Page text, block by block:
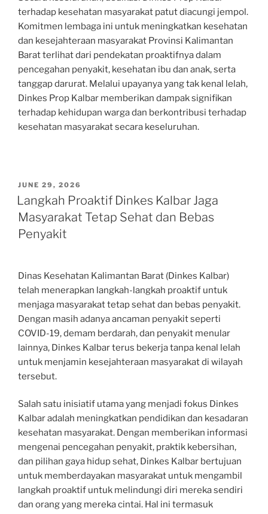
terhadap kesehatan masyarakat patut diacungi jempol.
Komitmen lembaga ini untuk meningkatkan kesehatan
dan kesejahteraan masyarakat Provinsi Kalimantan
Barat terlihat dari pendekatan proaktifnya dalam
pencegahan penyakit, kesehatan ibu dan anak, serta
tanggap darurat. Melalui upayanya yang tak kenal lelah,
Dinkes Prop Kalbar memberikan dampak signifikan
terhadap kehidupan warga dan berkontribusi terhadap
kesehatan masyarakat secara keseluruhan.
POSTED
ON
JUNE 29, 2026
Langkah Proaktif Dinkes Kalbar Jaga
Masyarakat Tetap Sehat dan Bebas
Penyakit
Dinas Kesehatan Kalimantan Barat (Dinkes Kalbar)
telah menerapkan langkah-langkah proaktif untuk
menjaga masyarakat tetap sehat dan bebas penyakit.
Dengan masih adanya ancaman penyakit seperti
COVID-19, demam berdarah, dan penyakit menular
lainnya, Dinkes Kalbar terus bekerja tanpa kenal lelah
untuk menjamin kesejahteraan masyarakat di wilayah
tersebut.
Salah satu inisiatif utama yang menjadi fokus Dinkes
Kalbar adalah meningkatkan pendidikan dan kesadaran
kesehatan masyarakat. Dengan memberikan informasi
mengenai pencegahan penyakit, praktik kebersihan,
dan pilihan gaya hidup sehat, Dinkes Kalbar bertujuan
untuk memberdayakan masyarakat untuk mengambil
langkah proaktif untuk melindungi diri mereka sendiri
dan orang yang mereka cintai. Hal ini termasuk